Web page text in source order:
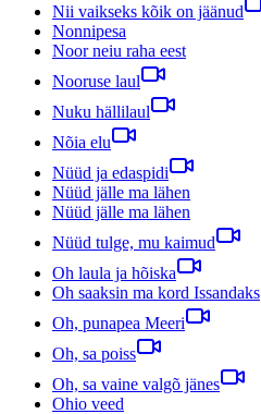
Nii vaikseks kõik on jäänud
Nonnipesa
Noor neiu raha eest
Nooruse laul
Nuku hällilaul
Nõia elu
Nüüd ja edaspidi
Nüüd jälle ma lähen
Nüüd jälle ma lähen
Nüüd tulge, mu kaimud
Oh laula ja hõiska
Oh saaksin ma kord Issandaks
Oh, punapea Meeri
Oh, sa poiss
Oh, sa vaine valgõ jänes
Ohio veed